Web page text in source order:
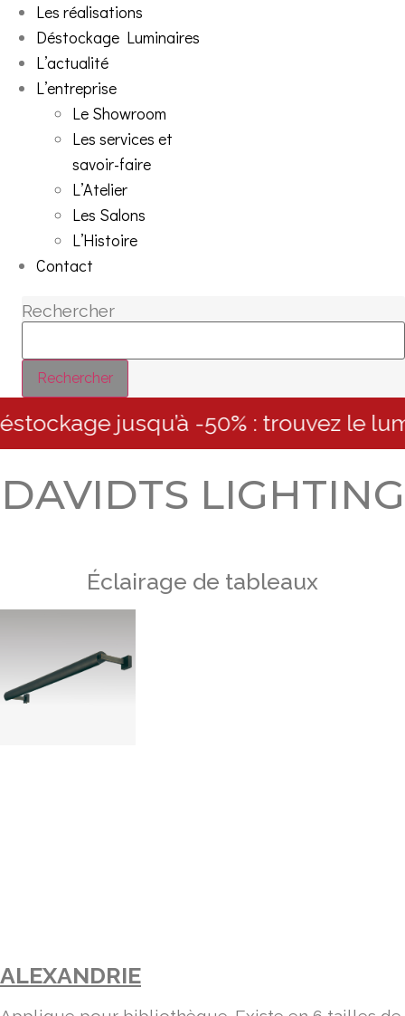
Les réalisations
Déstockage Luminaires
L’actualité
L’entreprise
Le Showroom
Les services et
savoir-faire
L’Atelier
Les Salons
L’Histoire
Contact
Rechercher
Rechercher
jusqu’à -50% : trouvez le
DAVIDTS LIGHTING
Éclairage de tableaux
ALEXANDRIE